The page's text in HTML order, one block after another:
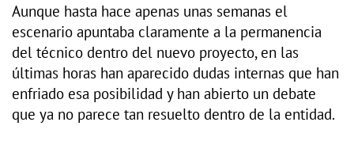
Aunque hasta hace apenas unas semanas el
escenario apuntaba claramente a la permanencia
del técnico dentro del nuevo proyecto, en las
últimas horas han aparecido dudas internas que han
enfriado esa posibilidad y han abierto un debate
que ya no parece tan resuelto dentro de la entidad.